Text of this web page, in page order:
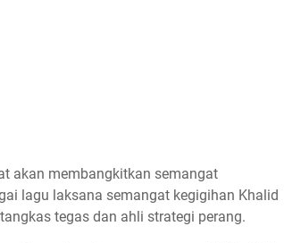
akan membangkitkan semangat
lagu laksana semangat kegigihan Khalid
tegas dan ahli strategi perang.